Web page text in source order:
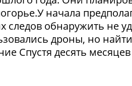
начала
обнаружить не
дроны, но
Спустя десять месяцев